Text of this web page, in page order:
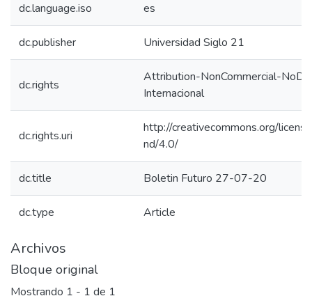
dc.language.iso es
dc.publisher Universidad Siglo 21
dc.rights
Attribution-NonCommercial-
Internacional
dc.rights.uri
http://creativecommons.org/
nd/4.0/
dc.title Boletin Futuro 27-07-20
dc.type Article
Archivos
Bloque original
Mostrando 1 - 1 de 1